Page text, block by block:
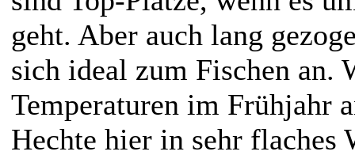
geht. Aber auch lang
sich ideal zum Fischen an.
Temperaturen im Frühjahr
Hechte hier in sehr flaches